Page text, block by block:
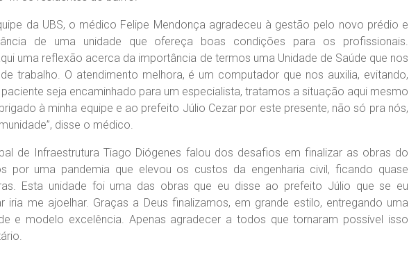
da UBS, o médico Felipe Mendonça agradeceu à gestão pelo novo prédio e
de uma unidade que ofereça boas condições para os profissionais.
uma reflexão acerca da importância de termos uma Unidade de Saúde que nos
trabalho. O atendimento melhora, é um computador que nos auxilia, evitando,
seja encaminhado para um especialista, tratamos a situação aqui mesmo
à minha equipe e ao prefeito Júlio Cezar por este presente, não só pra nós,
disse o médico.
de Infraestrutura Tiago Diógenes falou dos desafios em finalizar as obras do
por uma pandemia que elevou os custos da engenharia civil, ficando quase
Esta unidade foi uma das obras que eu disse ao prefeito Júlio que se eu
iria me ajoelhar. Graças a Deus finalizamos, em grande estilo, entregando uma
e modelo excelência. Apenas agradecer a todos que tornaram possível isso